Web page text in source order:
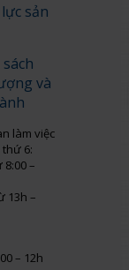
sản
và
làm việc
thứ 6:
8:00 –
13h –
– 12h